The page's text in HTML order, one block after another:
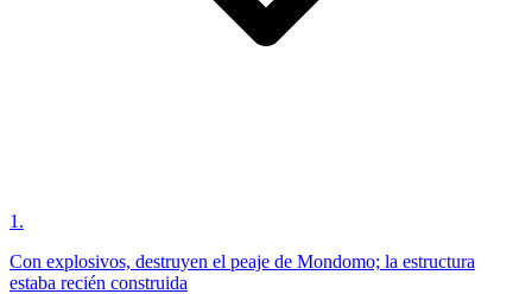
1 .
Con explosivos, destruyen el peaje de Mondomo; la estructura
estaba recién construida